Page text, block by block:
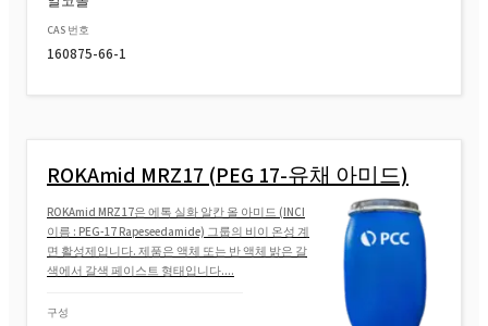
CAS 번호
160875-66-1
ROKAmid MRZ17 (PEG 17-유채 아미드)
ROKAmid MRZ17은 에톡 실화 알칸 올 아미드 (INCI
이름 : PEG-17 Rapeseedamide) 그룹의 비이 온성 계
면 활성제입니다. 제품은 액체 또는 반 액체 밝은 갈
색에서 갈색 페이스트 형태입니다....
구성